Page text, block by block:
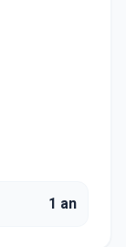
1 an